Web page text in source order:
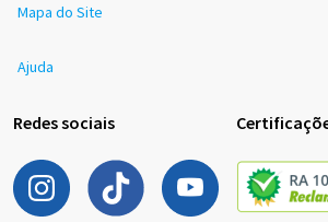
Mapa do Site
Ajuda
Redes sociais